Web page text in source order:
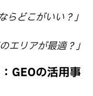
らどこがいい？」
エリアが最適？」
GEOの活用事